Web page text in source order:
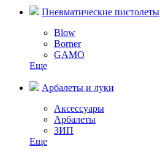
Пневматические пистолеты
Blow
Borner
GAMO
Еще
Арбалеты и луки
Аксессуары
Арбалеты
ЗИП
Еще